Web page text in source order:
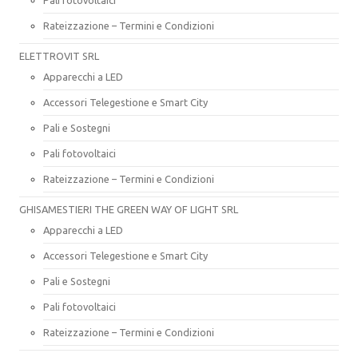
Rateizzazione – Termini e Condizioni
ELETTROVIT SRL
Apparecchi a LED
Accessori Telegestione e Smart City
Pali e Sostegni
Pali fotovoltaici
Rateizzazione – Termini e Condizioni
GHISAMESTIERI THE GREEN WAY OF LIGHT SRL
Apparecchi a LED
Accessori Telegestione e Smart City
Pali e Sostegni
Pali fotovoltaici
Rateizzazione – Termini e Condizioni